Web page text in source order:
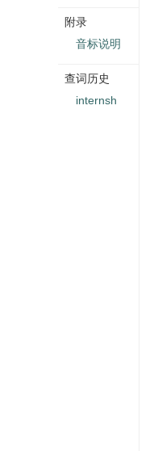
附录
音标说明
查词历史
internsh